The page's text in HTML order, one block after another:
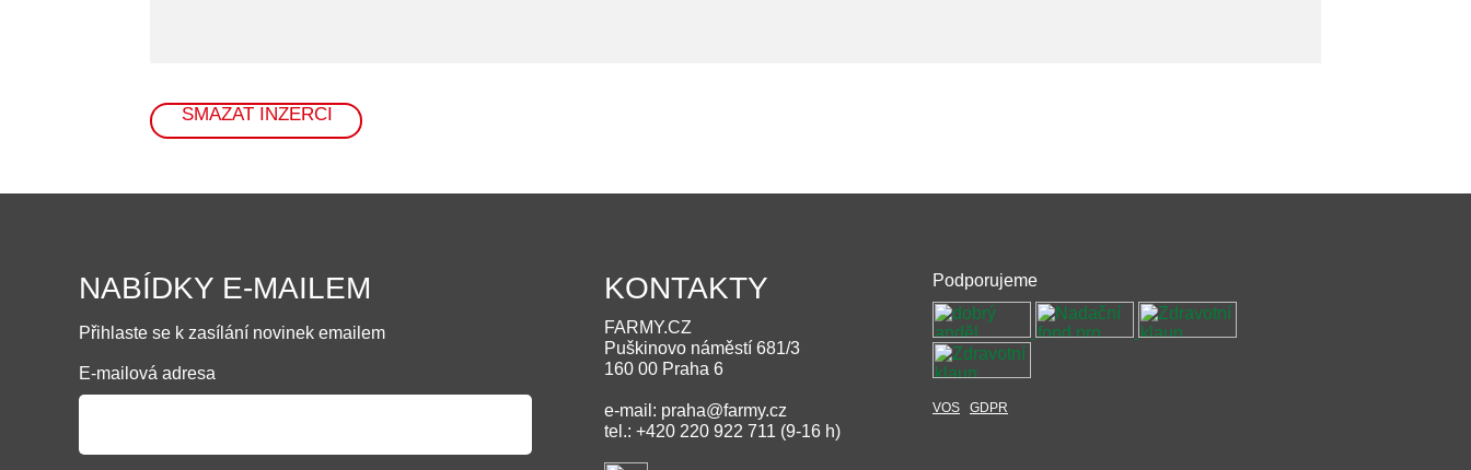
SMAZAT INZERCI
NABÍDKY E-MAILEM
Přihlaste se k zasílání novinek emailem
E-mailová adresa
KONTAKTY
FARMY.CZ
Puškinovo náměstí 681/3
160 00 Praha 6
e-mail: praha@farmy.cz
tel.: +420 220 922 711 (9-16 h)
Podporujeme
VOS GDPR